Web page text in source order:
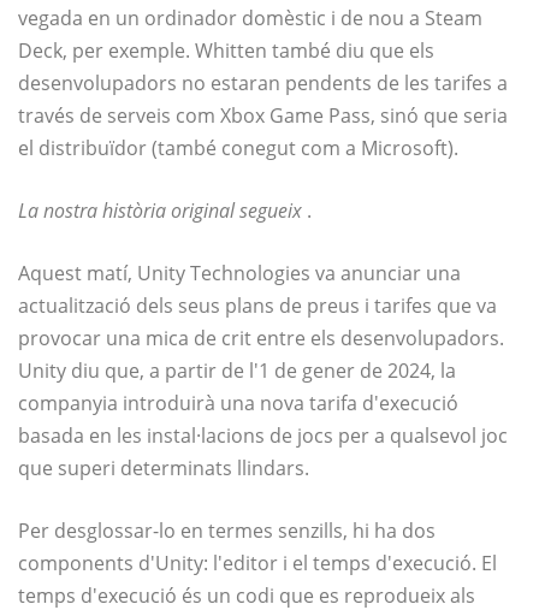
vegada en un ordinador domèstic i de nou a Steam
Deck, per exemple. Whitten també diu que els
desenvolupadors no estaran pendents de les tarifes a
través de serveis com Xbox Game Pass, sinó que seria
el distribuïdor (també conegut com a Microsoft).
La nostra història original segueix .
Aquest matí, Unity Technologies va anunciar una
actualització dels seus plans de preus i tarifes que va
provocar una mica de crit entre els desenvolupadors.
Unity diu que, a partir de l'1 de gener de 2024, la
companyia introduirà una nova tarifa d'execució
basada en les instal·lacions de jocs per a qualsevol joc
que superi determinats llindars.
Per desglossar-lo en termes senzills, hi ha dos
components d'Unity: l'editor i el temps d'execució. El
temps d'execució és un codi que es reprodueix als